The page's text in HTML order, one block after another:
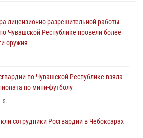
лицензионно-разрешительной работы
Чувашской Республике провели более
оружия
по Чувашской Республике взяла
по мини-футболу
5
сотрудники Росгвардии в Чебоксарах